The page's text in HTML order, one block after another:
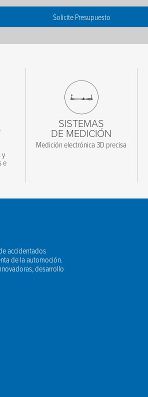
Solicite Presupuesto
y
e
SISTEMAS
DE MEDICIÓN
Medición electrónica 3D precisa
accidentados
de la automoción.
desarrollo